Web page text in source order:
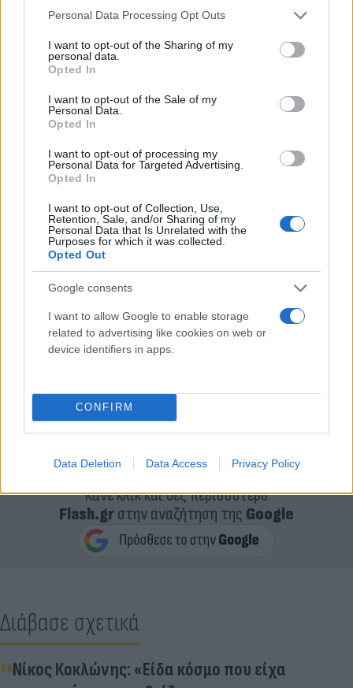
Please note that this website/app uses one or more Google
not limited to your visit or usage behaviour. You may click to
grant or deny consent to Google and its third-party tags to
use your data for below specified purposes in below Google
consent section.
Personal Data Processing Opt Outs
I want to opt-out of the Sharing of my
personal data.
Opted In
I want to opt-out of the Sale of my
Personal Data.
Opted In
I want to opt-out of processing my
Personal Data for Targeted Advertising.
Opted In
I want to opt-out of Collection, Use,
Retention, Sale, and/or Sharing of my
Personal Data that Is Unrelated with the
Purposes for which it was collected.
Opted Out
Google consents
I want to allow Google to enable storage
related to advertising like cookies on web or
device identifiers in apps.
CONFIRM
Data Deletion Data Access Privacy Policy
Κάνε κλικ και δες περισσότερο
Flash.grστην αναζήτηση της Google
Διάβασε σχετικά
Νίκος Κοκλώνης: «Είδα κόσμο που είχα